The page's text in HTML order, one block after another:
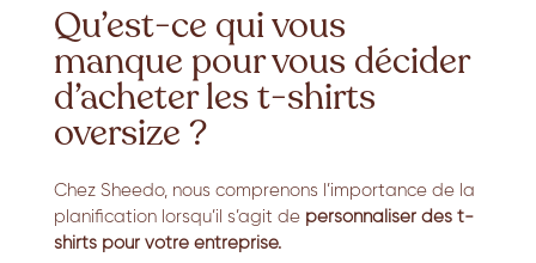
Qu’est-ce qui vous
manque pour vous décider
d’acheter les t-shirts
oversize ?
Chez Sheedo,nous comprenons l’importance de la
planification lorsqu’il s’agit de personnaliser des t-
shirts pour votre entreprise.